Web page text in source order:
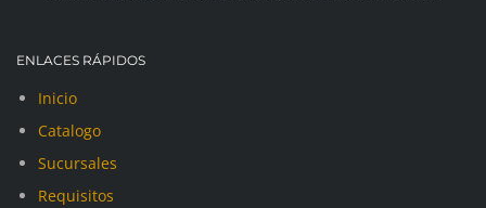
ENLACES RÁPIDOS
Inicio
Catalogo
Sucursales
Requisitos